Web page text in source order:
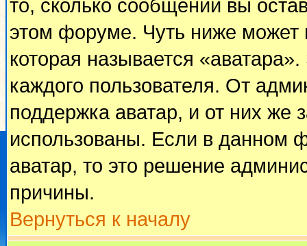
то, сколько сообщений вы
этом форуме. Чуть ниже может
которая называется
каждого пользователя. От
поддержка аватар, и от них же
использованы. Если в данном
аватар, то это решение
причины.
Вернуться к началу